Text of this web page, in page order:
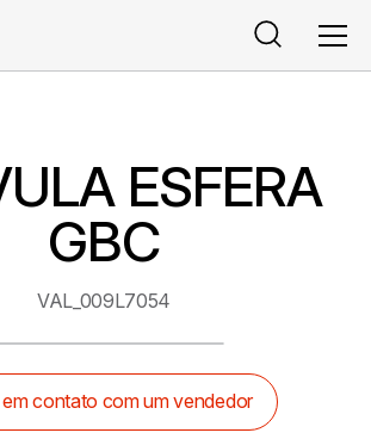
Pesquisar
ESFERA
GBC
VAL_009L7054
em contato com um vendedor